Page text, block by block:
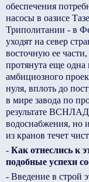
обеспечения
насосы в оазисе
Триполитании - в
уходят на север
восточную ее
протянута еще одна
амбициозного
нуля, вплоть до
в мире завода по
результате
водоснабжения, но
из кранов течет
- Как отнеслись к
подобные успехи
- Введение в строй